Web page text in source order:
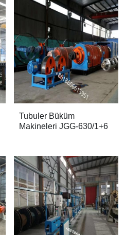
Tubuler Büküm
Makineleri JGG-630/1+6